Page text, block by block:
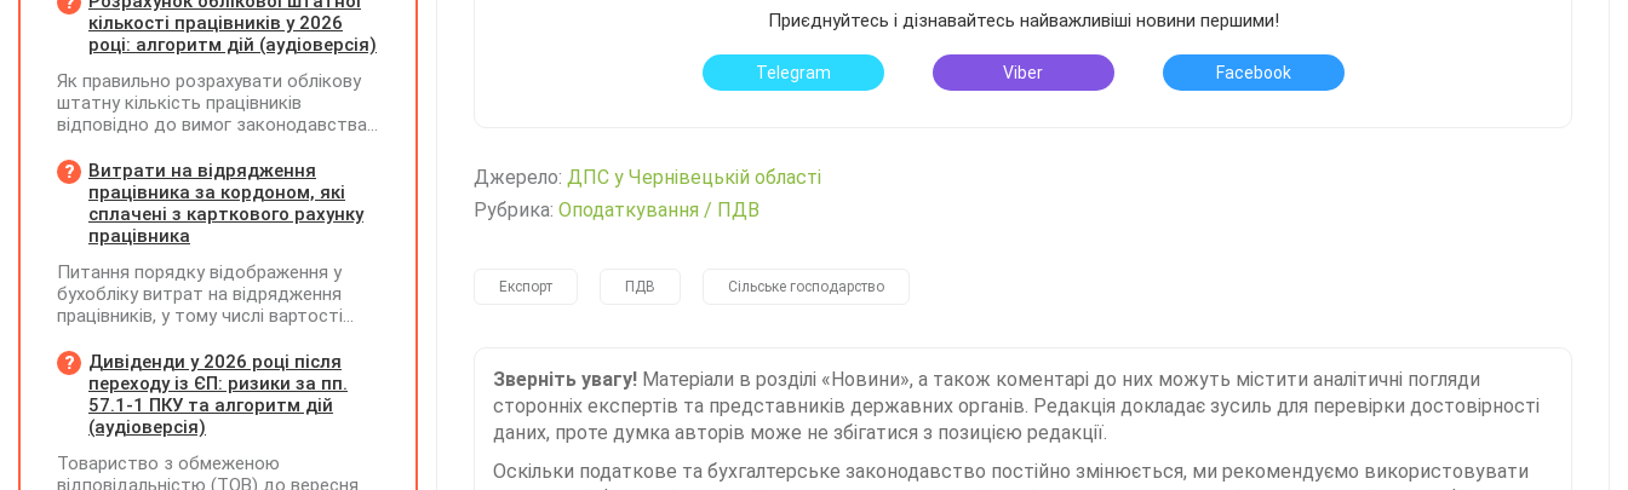
Приєднуйтесь і дізнавайтесь найважливіші новини першими!
Telegram Viber Facebook
Джерело: ДПС у Чернівецькій області
Рубрика: Оподаткування / ПДВ
Експорт ПДВ Сільське господарство
Зверніть увагу! Матеріали в розділі «Новини», а також коментарі до них можуть містити аналітичні погляди
сторонніх експертів та представників державних органів. Редакція докладає зусиль для перевірки достовірності
даних, проте думка авторів може не збігатися з позицією редакції.
Оскільки податкове та бухгалтерське законодавство постійно змінюється, ми рекомендуємо використовувати
посад вона перевищуватиме 50%
посадового окладу?
кількості працівників у 2026
році: алгоритм дій (аудіоверсія)
Як правильно розрахувати облікову
штатну кількість працівників
відповідно до вимог законодавства
Витрати на відрядження
працівника за кордоном, які
сплачені з карткового рахунку
працівника
Питання порядку відображення у
бухобліку витрат на відрядження
працівників, у тому числі вартості
карткового рахунку працівника та
підтвердження таких операцій
первинними документами, належать
до компетенції Мінфіну
Дивіденди у 2026 році після
переходу із ЄП: ризики за пп.
57.1-1 ПКУ та алгоритм дій
(аудіоверсія)
Товариство з обмеженою
відповідальністю (ТОВ) до вересня